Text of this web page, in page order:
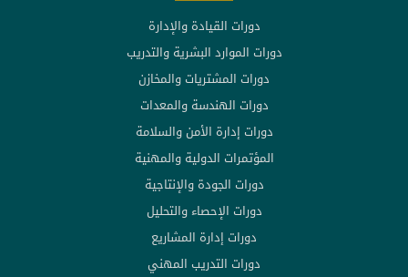
دورات القيادة والإدارة
دورات الموارد البشرية والتدريب
دورات المشتريات والمخازن
دورات الهندسة والمعدات
دورات إدارة الأمن والسلامة
المؤتمرات الدولية والمهنية
دورات الجودة والإنتاجية
دورات الإحصاء والتحليل
دورات إدارة المشاريع
دورات التدريب المهني